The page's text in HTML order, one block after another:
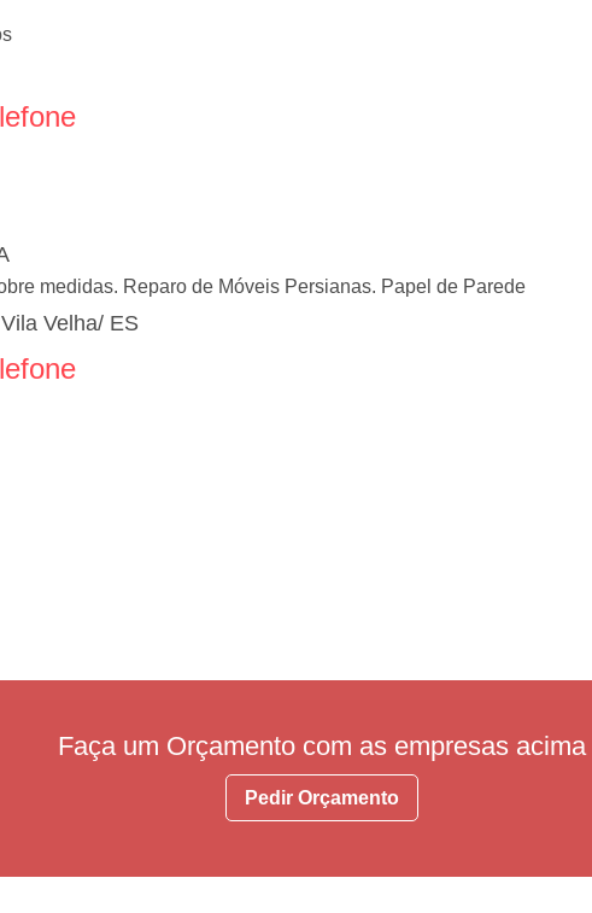
medidas. Reparo de Móveis Persianas. Papel de Parede
Velha/ ES
Faça um Orçamento com as empresas acima
Pedir Orçamento